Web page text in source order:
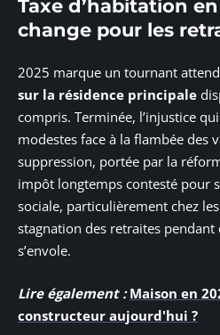
Taxe d’habitation
change pour les
2025 marque un tournant
sur la résidence principale
compris. Terminée, l’injustice
modestes face à la flambée des
suppression, portée par la
impôt longtemps contesté pour
sociale, particulièrement chez
stagnation des retraites
s’envole.
Lire également : Maison en
constructeur aujourd'hui ?